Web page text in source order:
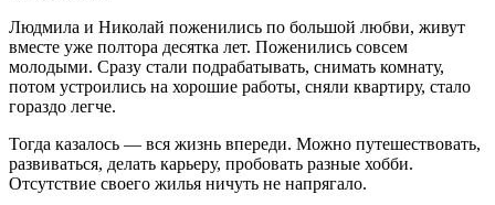
Людмила и Николай поженились по большой любви, живут
вместе уже полтора десятка лет. Поженились совсем
молодыми. Сразу стали подрабатывать, снимать комнату,
потом устроились на хорошие работы, сняли квартиру, стало
гораздо легче.
Тогда казалось — вся жизнь впереди. Можно путешествовать,
развиваться, делать карьеру, пробовать разные хобби.
Отсутствие своего жилья ничуть не напрягало.